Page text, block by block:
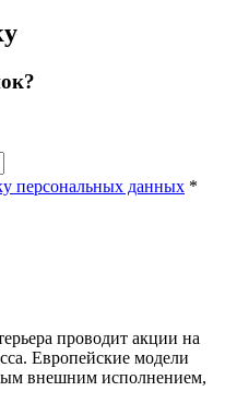
персональных данных *
проводит акции на
Европейские модели
внешним исполнением,